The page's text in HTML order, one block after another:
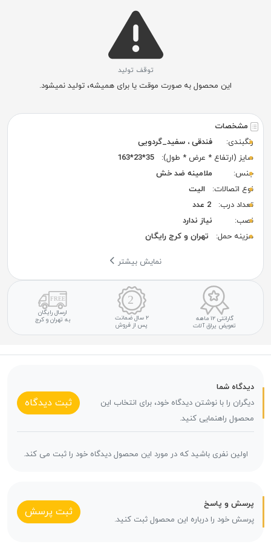
مشخصات
رنگبندی:
فندقی ، سفید_گردویی
سایز (ارتفاع * عرض * طول):
35*23*163
جنس:
ملامینه ضد خش
نوع اتصالات:
الیت
تعداد درب:
2 عدد
نصب:
نیاز ندارد
هزینه حمل:
تهران و کرج رایگان
نمایش بیشتر
گارانتی ۱۲ ماهه
تعویض یراق آلات
۲ سال ضمانت
پس از فروش
ارسال رایگان
به تهران و کرج
توقف تولید
این محصول به صورت موقت یا برای همیشه، تولید نمیشود.
دیدگاه شما
دیگران را با نوشتن دیدگاه خود، برای انتخاب این
محصول راهنمایی کنید.
ثبت دیدگاه
اولین نفری باشید که در مورد این محصول دیدگاه خود را ثبت می کند.
پرسش و پاسخ
پرسش خود را درباره این محصول ثبت کنید.
ثبت پرسش